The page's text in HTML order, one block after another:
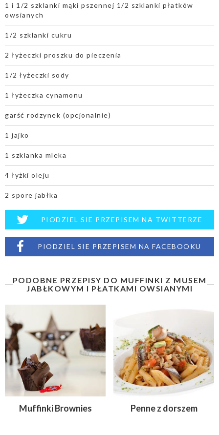
1 i 1/2 szklanki mąki pszennej 1/2 szklanki płatków
owsianych
1/2 szklanki cukru
2 łyżeczki proszku do pieczenia
1/2 łyżeczki sody
1 łyżeczka cynamonu
garść rodzynek (opcjonalnie)
1 jajko
1 szklanka mleka
4 łyżki oleju
2 spore jabłka
PIODZIEL SIE PRZEPISEM NA TWITTERZE
PIODZIEL SIE PRZEPISEM NA FACEBOOKU
PODOBNE PRZEPISY DO MUFFINKI Z MUSEM
JABŁKOWYM I PŁATKAMI OWSIANYMI
Muffinki Brownies Penne z dorszem